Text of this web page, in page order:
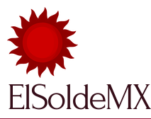
ElSoldeMX